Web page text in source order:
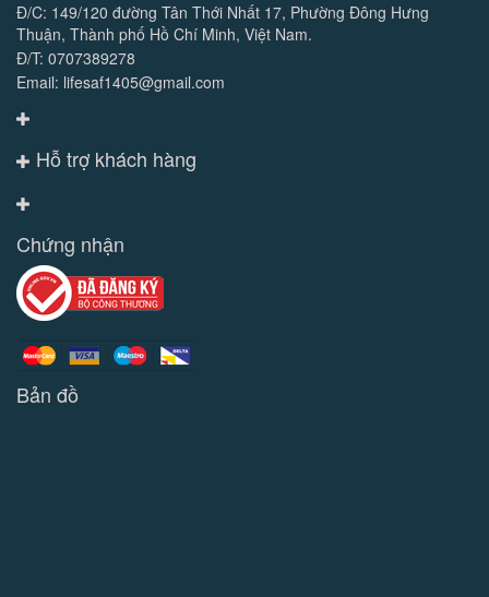
Đ/C: 149/120 đường Tân Thới Nhất 17, Phường Đông Hưng
Thuận, Thành phố Hồ Chí Minh, Việt Nam.
Đ/T: 0707389278
Email: lifesaf1405@gmail.com
Hỗ trợ khách hàng
Chứng nhận
Bản đồ